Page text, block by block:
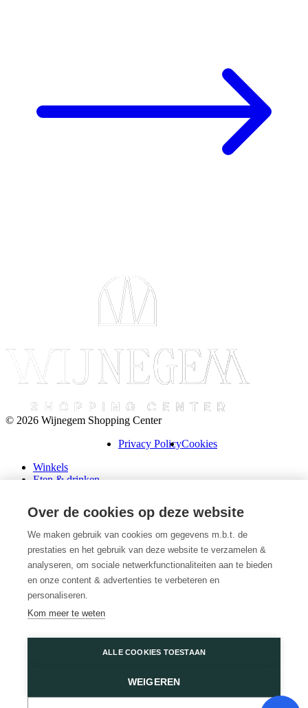
© 2026 Wijnegem Shopping Center
Privacy PolicyCookies
Winkels
Eten & drinken
Schenk een cadeaubon
Over ons
Wini’s
Plattegrond
Diensten
Promoties
Huur een winkel
Veelgestelde vragen
Wijnegem Shopping Center
Over de cookies op deze website
We maken gebruik van cookies om gegevens m.b.t. de
prestaties en het gebruik van deze website te verzamelen &
analyseren, om sociale netwerkfunctionaliteiten aan te bieden
en onze content & advertenties te verbeteren en
personaliseren.
Kom meer te weten
ALLE COOKIES TOESTAAN
WEIGEREN